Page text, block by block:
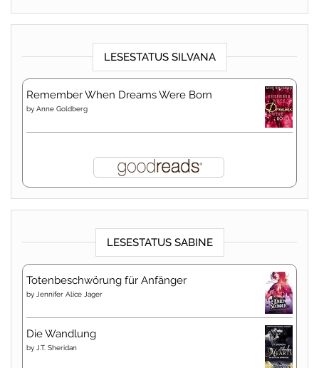
LESESTATUS SILVANA
Remember When Dreams Were Born
by Anne Goldberg
LESESTATUS SABINE
Totenbeschwörung für Anfänger
by Jennifer Alice Jager
Die Wandlung
by J.T. Sheridan